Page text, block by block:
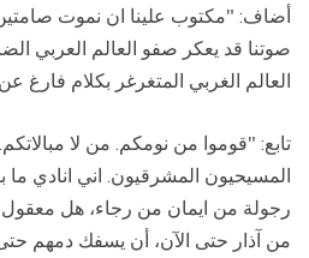
أضاف: "مكتوب علينا ان نموت
صوتنا قد يعكر صفو العالم العربي
العالم الغربي المتغرغر بكلام
تابع: "قوموا من نومكم. من لا مبالاتكم.
المسيحيون المشرقيون. اني انادي
رجولة من ايمان من رجاء، هل
من آذار حتى الآن، أن يسفك دمهم